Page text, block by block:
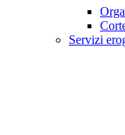
Servizi